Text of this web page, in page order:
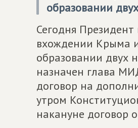
образовании
Сегодня
вхождении Крыма
образовании двух
назначен глава
договор на
утром
накануне договор